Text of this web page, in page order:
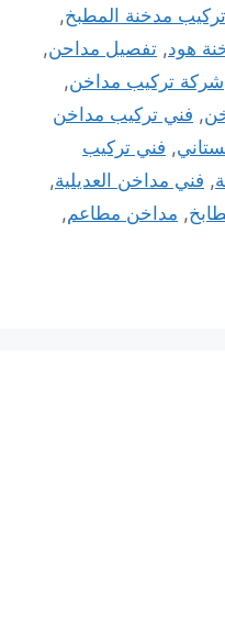
تركيب مدخنة المطبخ,
هود, تفصيل مداحن,
شركة تركيب مداخن,
, فني تركيب مداخن
, فني تركيب
, فني مداخن العديلية,
, مداخن مطاعم,